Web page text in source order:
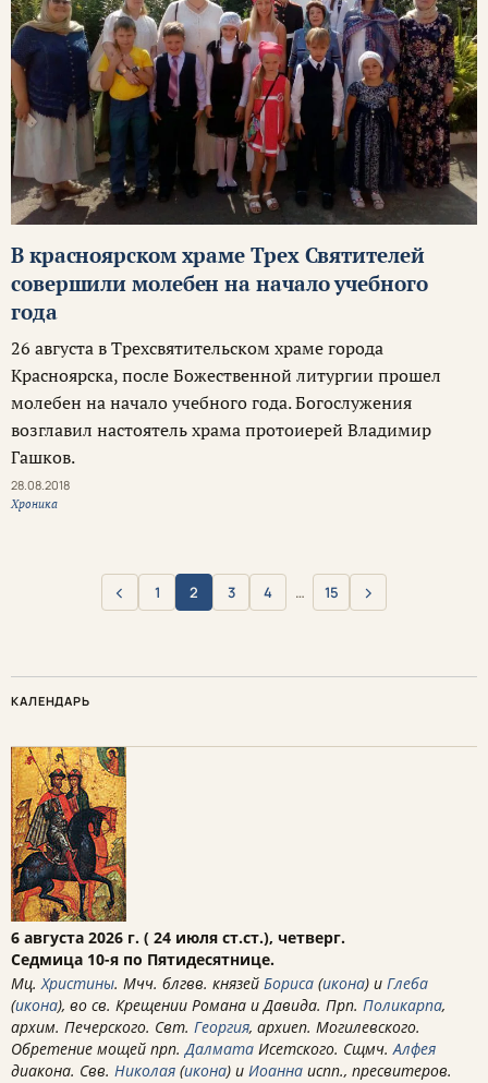
В красноярском храме Трех Святителей
совершили молебен на начало учебного
года
26 августа в Трехсвятительском храме города
Красноярска, после Божественной литургии прошел
молебен на начало учебного года. Богослужения
возглавил настоятель храма протоиерей Владимир
Гашков.
28.08.2018
Хроника
Назад
‹ 1 2 3 4 … 15 Вперёд
›
КАЛЕНДАРЬ
6 августа 2026 г. ( 24 июля ст.ст.), четверг.
Седмица 10-я по Пятидесятнице.
Мц.Христины. Мчч. блгвв. князей Бориса (икона) и Глеба
(икона), во св. Крещении Романа и Давида. Прп. Поликарпа,
архим. Печерского. Свт. Георгия, архиеп. Могилевского.
Обретение мощей прп.Далмата Исетского. Сщмч.Алфея
диакона. Свв. Николая (икона) и Иоанна испп., пресвитеров.